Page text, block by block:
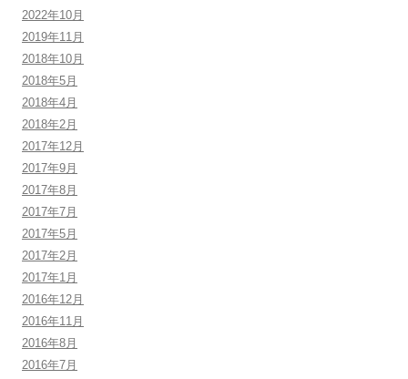
2022年10月
2019年11月
2018年10月
2018年5月
2018年4月
2018年2月
2017年12月
2017年9月
2017年8月
2017年7月
2017年5月
2017年2月
2017年1月
2016年12月
2016年11月
2016年8月
2016年7月